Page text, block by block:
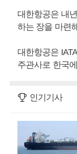
대한항공은 내
하는 장을 마련
대한항공은
주관사로 한국
인기기사